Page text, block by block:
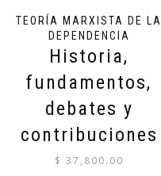
TEORÍA MARXISTA DE LA
DEPENDENCIA
Historia,
fundamentos,
debates y
contribuciones
$ 37,800.00